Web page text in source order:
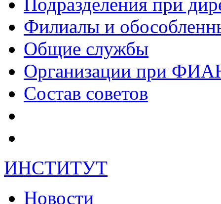
Филиалы и
Общие службы
Организации при
Состав советов
ИНСТИТУТ
Новости